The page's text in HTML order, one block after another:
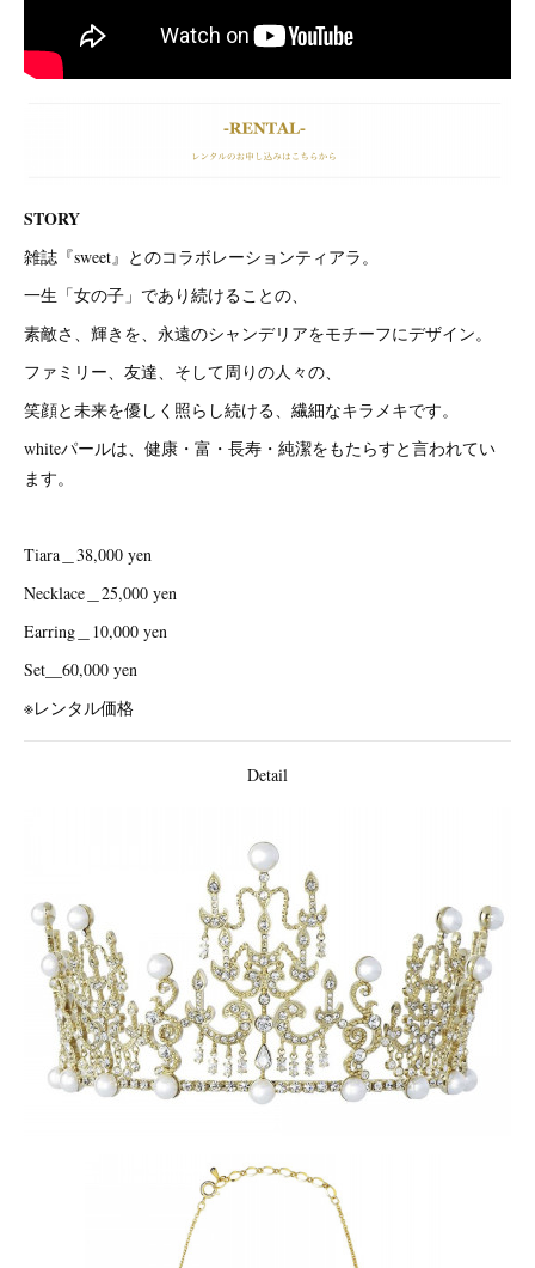
STORY
雑誌『sweet』とのコラボレーションティアラ。
一生「女の子」であり続けることの、
素敵さ、輝きを、永遠のシャンデリアをモチーフにデザイン。
ファミリー、友達、そして周りの人々の、
笑顔と未来を優しく照らし続ける、繊細なキラメキです。
whiteパールは、健康・富・長寿・純潔をもたらすと言われてい
ます。
Tiara＿38,000 yen
Necklace＿25,000 yen
Earring＿10,000 yen
Set__60,000 yen
※レンタル価格
Detail